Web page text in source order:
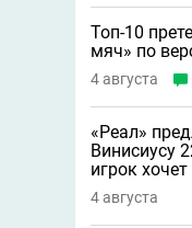
Топ-10
мяч» по
4 августа
«Реал»
Винисиусу
игрок хочет
4 августа